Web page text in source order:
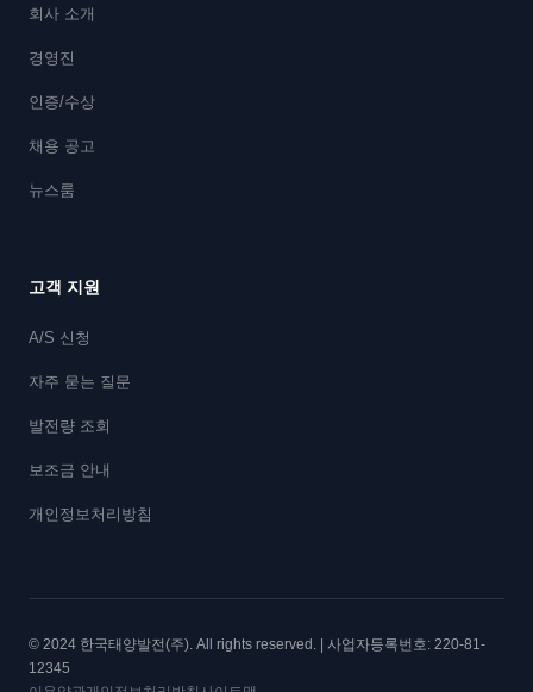
회사 소개
경영진
인증/수상
채용 공고
뉴스룸
고객 지원
A/S 신청
자주 묻는 질문
발전량 조회
보조금 안내
개인정보처리방침
© 2024 한국태양발전(주). All rights reserved. | 사업자등록번호: 220-81-
12345